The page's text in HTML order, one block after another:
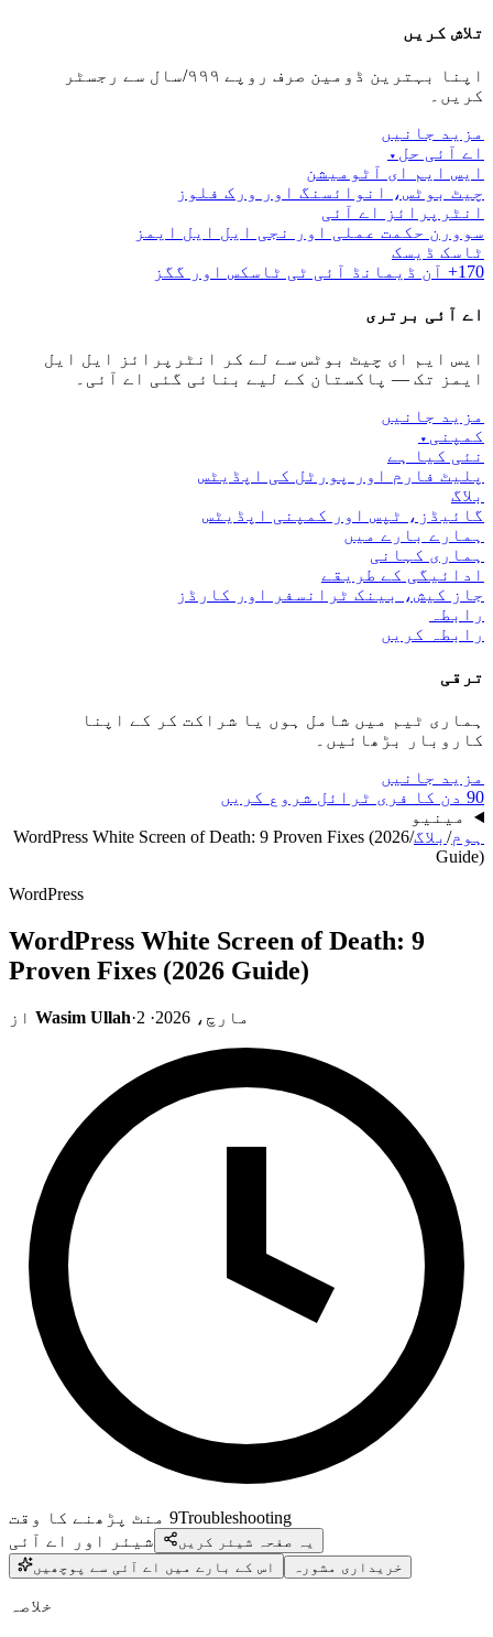
تلاش کریں
اپنا بہترین ڈومین صرف روپے ۹۹۹/سال سے رجسٹر
کریں۔
مزید جانیں
اے آئی حل ▾
ایس ایم ای آٹومیشن
چیٹ بوٹس، انوائسنگ اور ورک فلوز
انٹرپرائز اے آئی
سوورن حکمت عملی اور نجی ایل ایل ایمز
ٹاسک ڈیسک
170+ آن ڈیمانڈ آئی ٹی ٹاسکس اور گگز
اے آئی برتری
ایس ایم ای چیٹ بوٹس سے لے کر انٹرپرائز ایل ایل
ایمز تک — پاکستان کے لیے بنائی گئی اے آئی۔
مزید جانیں
کمپنی ▾
نئی کیا ہے
پلیٹ فارم اور پورٹل کی اپڈیٹس
بلاگ
گائیڈز، ٹپس اور کمپنی اپڈیٹس
ہمارے بارے میں
ہماری کہانی
ادائیگی کے طریقے
جاز کیش، بینک ٹرانسفر اور کارڈز
رابطہ
رابطہ کریں
ترقی
ہماری ٹیم میں شامل ہوں یا شراکت کر کے اپنا
کاروبار بڑھائیں۔
مزید جانیں
90 دن کا فری ٹرائل شروع کریں
مینیو
ہوم/ بلاگ/
WordPress White Screen of Death: 9 Proven Fixes (2026
Guide)
WordPress
WordPress White Screen of Death: 9
Proven Fixes (2026 Guide)
از Wasim Ullah· 2 مارچ، 2026 ·
9 منٹ پڑھنے کا وقت
Troubleshooting
شیئر اور اے آئی
یہ صفحہ شیئر کریں
اس کے بارے میں اے آئی سے پوچھیں
خریداری مشورہ
خلاصہ